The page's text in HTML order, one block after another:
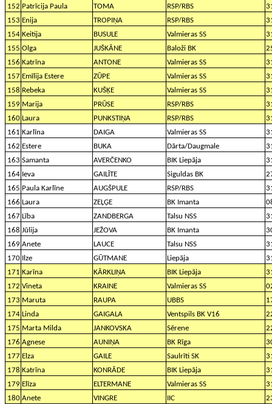
152 Patrīcija Paula TOMA RSP/RBS
153 Enija TROPIŅA RSP/RBS
154 Keitija BUSULE Valmieras SS
155 Olga JUŠKĀNE Baloži BK
156 Katrīna ANTONE Valmieras SS
157 Emīlija Estere ZŪPE Valmieras SS
158 Rebeka KUŠĶE Valmieras SS
159 Marija PRŪSE RSP/RBS
160 Laura PUNKSTIŅA RSP/RBS
161 Karlīna DAIGA Valmieras SS
162 Estere BUKA Dārta/Daugmale
163 Samanta AVERČENKO BIK Liepāja
164 Ieva GAILĪTE Siguldas BK
165 Paula Karlīne AUGŠPULE RSP/RBS
166 Laura ZEĻĢE BK Imanta
167 Lība ZANDBERGA Talsu NSS
168 Jūlija JEŽOVA BK Imanta
169 Anete LAUCE Talsu NSS
170 Ilze GŪTMANE Liepāja
171 Karīna KĀRKLIŅA BIK Liepāja
172 Vineta KRAINE Valmieras SS
173 Maruta RAUPA UBBS
174 Linda GAIGALA Ventspils BK V16
175 Marta Milda JANKOVSKA Sērene
176 Agnese AUNIŅA BK Rīga
177 Elza GAILE Saulrīti SK
178 Katrīna KONRĀDE BIK Liepāja
179 Elīza ELTERMANE Valmieras SS
180 Anete VINGRE IIC